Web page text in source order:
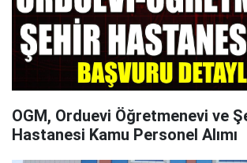
OGM, Orduevi Öğretmenevi ve
Hastanesi Kamu Personel Alımı